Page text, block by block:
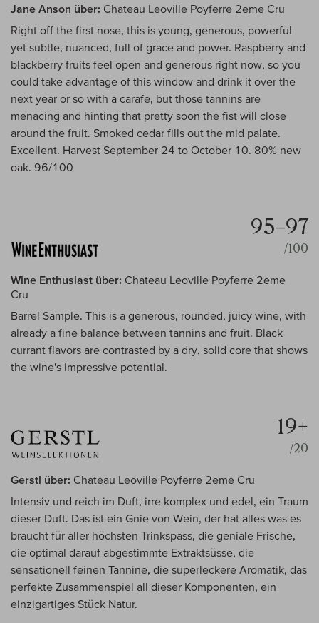
Jane Anson über: Chateau Leoville Poyferre 2eme Cru
Right off the first nose, this is young, generous, powerful
yet subtle, nuanced, full of grace and power. Raspberry and
blackberry fruits feel open and generous right now, so you
could take advantage of this window and drink it over the
next year or so with a carafe, but those tannins are
menacing and hinting that pretty soon the fist will close
around the fruit. Smoked cedar fills out the mid palate.
Excellent. Harvest September 24 to October 10. 80% new
oak. 96/100
95–97
/100
Wine Enthusiast über: Chateau Leoville Poyferre 2eme
Cru
Barrel Sample. This is a generous, rounded, juicy wine, with
already a fine balance between tannins and fruit. Black
currant flavors are contrasted by a dry, solid core that shows
the wine's impressive potential.
19+
/20
Gerstl über: Chateau Leoville Poyferre 2eme Cru
Intensiv und reich im Duft, irre komplex und edel, ein Traum
dieser Duft. Das ist ein Gnie von Wein, der hat alles was es
braucht für aller höchsten Trinkspass, die geniale Frische,
die optimal darauf abgestimmte Extraktsüsse, die
sensationell feinen Tannine, die superleckere Aromatik, das
perfekte Zusammenspiel all dieser Komponenten, ein
einzigartiges Stück Natur.